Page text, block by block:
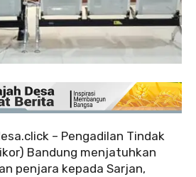
– Pengadilan Tindak
Bandung menjatuhkan
penjara kepada Sarjan,